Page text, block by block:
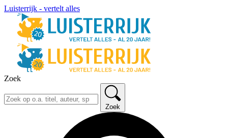
Luisterrijk - vertelt alles
Zoek
Zoek